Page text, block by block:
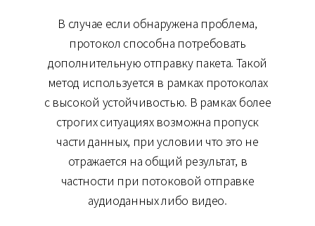
В случае если обнаружена проблема,
протокол способна потребовать
дополнительную отправку пакета. Такой
метод используется в рамках протоколах
с высокой устойчивостью. В рамках более
строгих ситуациях возможна пропуск
части данных, при условии что это не
отражается на общий результат, в
частности при потоковой отправке
аудиоданных либо видео.